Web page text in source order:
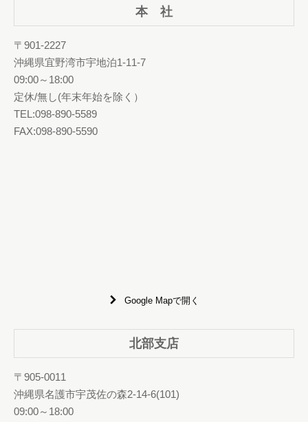
本 社
〒901-2227
沖縄県宜野湾市宇地泊1-11-7
09:00～18:00
定休/無し(年末年始を除く）
TEL:098-890-5589
FAX:098-890-5590
Google Mapで開く
北部支店
〒905-0011
沖縄県名護市宇茂佐の森2-14-6(101)
09:00～18:00